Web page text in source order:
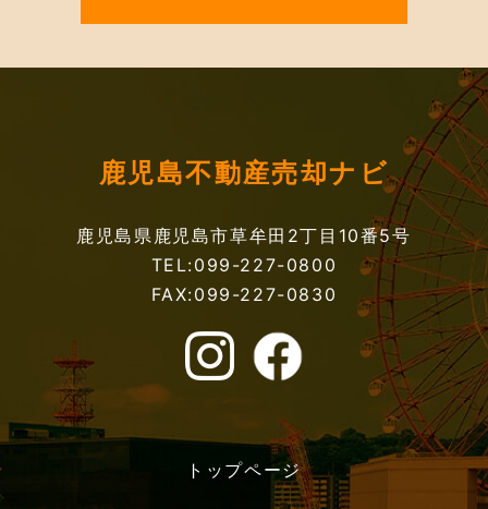
鹿児島不動産売却ナビ
鹿児島県鹿児島市草牟田2丁目10番5号
TEL:099-227-0800
FAX:099-227-0830
トップページ